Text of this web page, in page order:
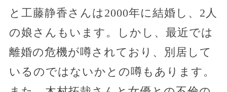
と工藤静香さんは2000年に結婚し、2人
の娘さんもいます。しかし、最近では
離婚の危機が噂されており、別居して
いるのではないかとの噂もあります。